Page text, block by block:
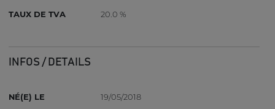
TAUX DE TVA 20.0 %
INFOS / DETAILS
NÉ(E) LE
19/05/2018